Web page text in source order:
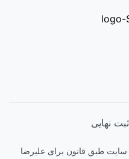
طبق قانون برای علیرضا